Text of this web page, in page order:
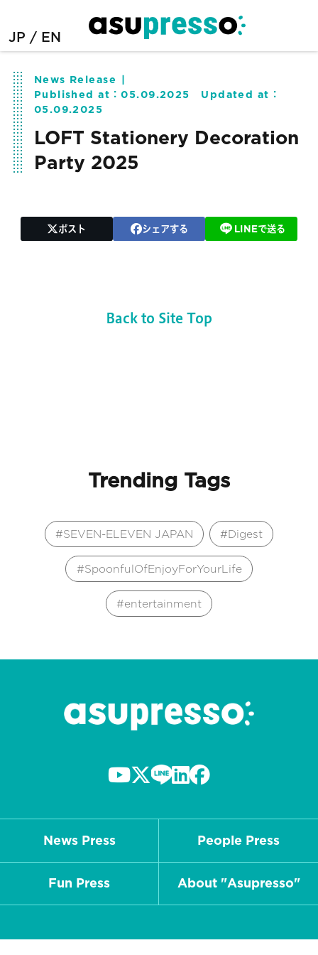
JP EN
News Release
Published at：05.09.2025
Updated at：
05.09.2025
LOFT Stationery Decoration
Party 2025
ポスト シェアする LINEで送る
Back to Site Top
Trending Tags
SEVEN-ELEVEN JAPAN Digest
SpoonfulOfEnjoyForYourLife
entertainment
News Press People Press
Fun Press About "Asupresso"